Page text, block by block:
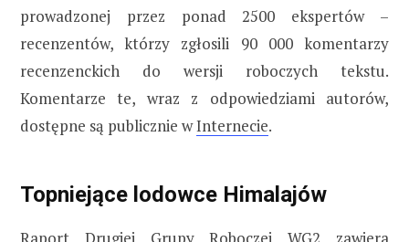
prowadzonej przez ponad 2500 ekspertów –
recenzentów, którzy zgłosili 90 000 komentarzy
recenzenckich do wersji roboczych tekstu.
Komentarze te, wraz z odpowiedziami autorów,
dostępne są publicznie wInternecie.
Topniejące lodowce Himalajów
Raport Drugiej Grupy Roboczej WG2 zawiera